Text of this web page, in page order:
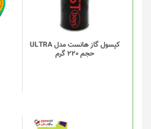
کپسول گاز هانست مدل ULTRA
حجم 220 گرم